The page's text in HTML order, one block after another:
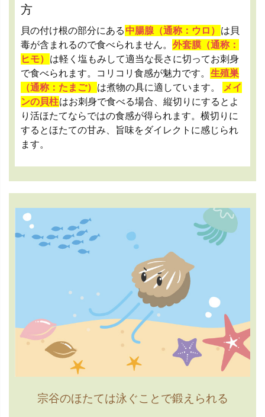
方
貝の付け根の部分にある 中腸腺（通称：ウロ）
は貝
毒が含まれるので食べられません。 外套膜（通称：
ヒモ）
は軽く塩もみして適当な長さに切ってお刺身
で食べられます。コリコリ食感が魅力です。 生殖巣
（通称：たまご）
は煮物の具に適しています。
メイ
ンの貝柱はお刺身で食べる場合、縦切りにするとよ
り活ほたてならではの食感が得られます。横切りに
するとほたての甘み、旨味をダイレクトに感じられ
ます。
宗谷のほたては泳ぐことで鍛えられる